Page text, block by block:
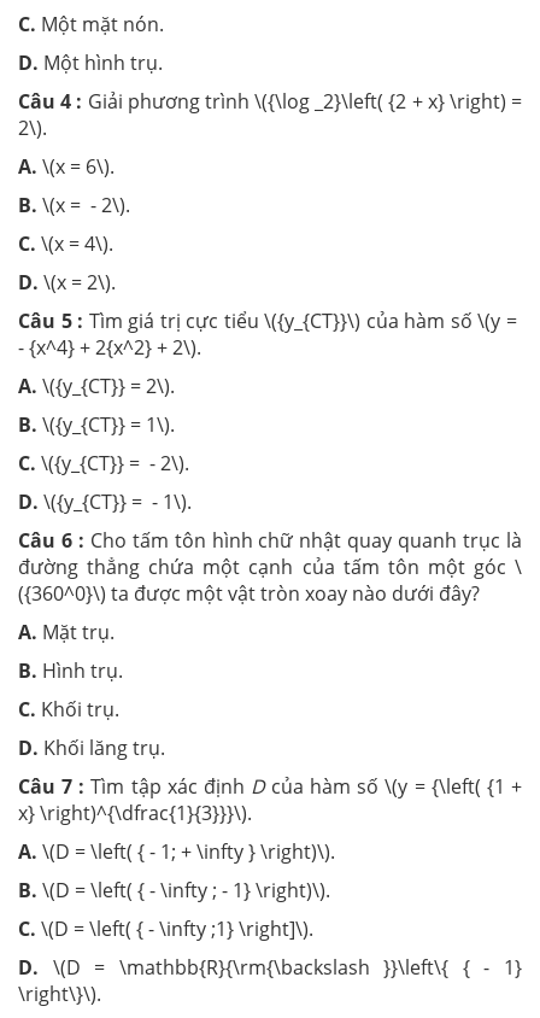
C. Một mặt nón.
D. Một hình trụ.
Câu 4 : Giải phương trình \({\log _2}\left( {2 + x} \right) =
2\).
A. \(x = 6\).
B. \(x = - 2\).
C. \(x = 4\).
D. \(x = 2\).
Câu 5 : Tìm giá trị cực tiểu \({y_{CT}}\) của hàm số \(y =
- {x^4} + 2{x^2} + 2\).
A. \({y_{CT}} = 2\).
B. \({y_{CT}} = 1\).
C. \({y_{CT}} = - 2\).
D. \({y_{CT}} = - 1\).
Câu 6 : Cho tấm tôn hình chữ nhật quay quanh trục là
đường thẳng chứa một cạnh của tấm tôn một góc \
({360^0}\) ta được một vật tròn xoay nào dưới đây?
A. Mặt trụ.
B. Hình trụ.
C. Khối trụ.
D. Khối lăng trụ.
Câu 7 : Tìm tập xác định Dcủa hàm số \(y = {\left( {1 +
x} \right)^{\dfrac{1}{3}}}\).
A. \(D = \left( { - 1; + \infty } \right)\).
B. \(D = \left( { - \infty ; - 1} \right)\).
C. \(D = \left( { - \infty ;1} \right]\).
D. \(D = \mathbb{R}{\rm{\backslash }}\left\{ { - 1}
\right\}\).